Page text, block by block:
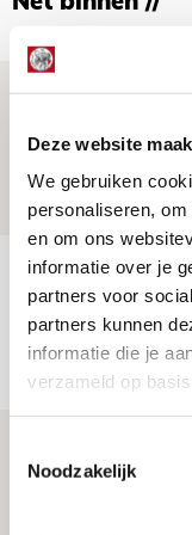
Deze website
We gebruiken
personaliseren,
en om ons
informatie over je
partners voor
partners kunnen
informatie die je
verzameld op
Noodzakelijk
Godts: ‘Tot
elke minuut
Ajax dankt
09 AUGUSTUS 2026 - 16:33
Drie dingen
Zwolle - Ajax